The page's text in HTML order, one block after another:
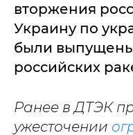
вторжения
Украину по
были
российских
Ранее в ДТЭК
ужесточении